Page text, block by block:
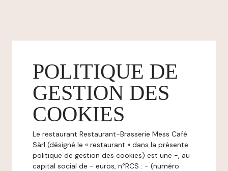
POLITIQUE DE
GESTION DES
COOKIES
Le restaurant Restaurant-Brasserie Mess Café
Sàrl (désigné le « restaurant » dans la présente
politique de gestion des cookies) est une -, au
capital social de - euros, n°RCS : - (numéro